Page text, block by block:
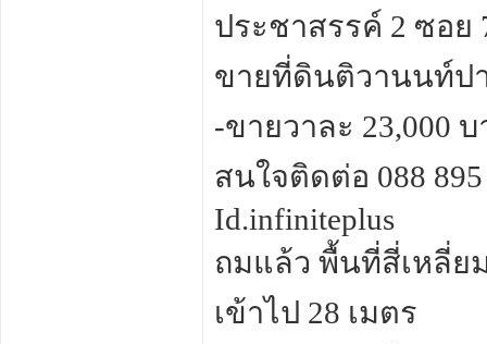
ประชาสรรค์ 2 ซอย
ขายที่ดินติวานนท์ปา
-ขายวาละ 23,000
สนใจติดต่อ 088 895
Id.infiniteplus
ถมแล้ว พื้นที่สี่เหลี่ย
เข้าไป 28 เมตร